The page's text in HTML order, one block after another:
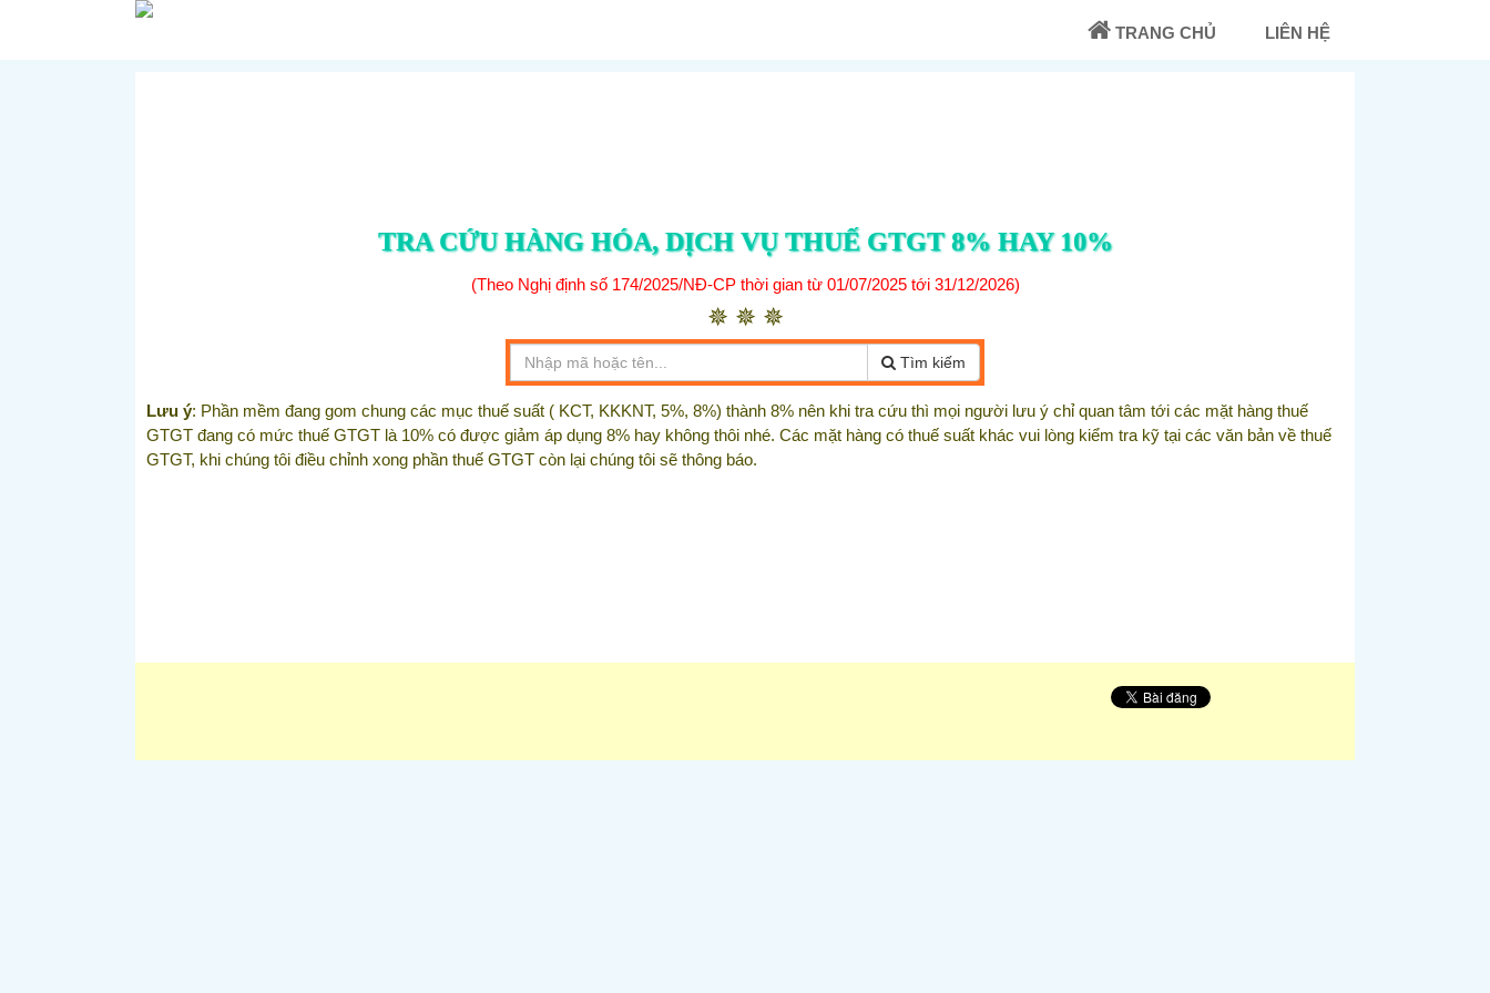
TRANG CHỦ LIÊN HỆ
TRA CỨU HÀNG HÓA, DỊCH VỤ THUẾ GTGT 8% HAY 10%
(Theo Nghị định số 174/2025/NĐ-CP thời gian từ 01/07/2025 tới 31/12/2026)
✵ ✵ ✵
Tìm kiếm
Lưu ý: Phần mềm đang gom chung các mục thuế suất ( KCT, KKKNT, 5%, 8%) thành 8% nên khi tra cứu thì mọi người lưu ý chỉ quan tâm tới các mặt hàng thuế
GTGT đang có mức thuế GTGT là 10% có được giảm áp dụng 8% hay không thôi nhé. Các mặt hàng có thuế suất khác vui lòng kiểm tra kỹ tại các văn bản về thuế
GTGT, khi chúng tôi điều chỉnh xong phần thuế GTGT còn lại chúng tôi sẽ thông báo.